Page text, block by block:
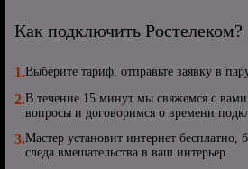
Как подключить Ростелеком?
1.Выберите тариф, отправьте заявку в
2.В течение 15 минут мы свяжемся с
вопросы и договоримся о времени
3.Мастер установит интернет бесплатно,
следа вмешательства в ваш интерьер